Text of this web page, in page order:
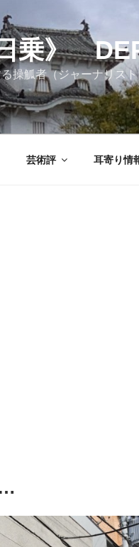
乗》
操觚者（ジャーナリス
芸術評 耳寄り情